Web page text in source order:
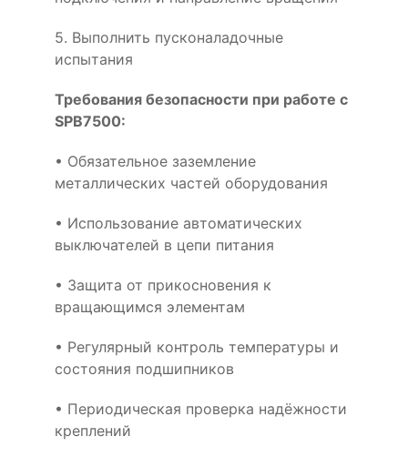
5. Выполнить пусконаладочные
испытания
Требования безопасности при работе с
SPB7500:
• Обязательное заземление
металлических частей оборудования
• Использование автоматических
выключателей в цепи питания
• Защита от прикосновения к
вращающимся элементам
• Регулярный контроль температуры и
состояния подшипников
• Периодическая проверка надёжности
креплений